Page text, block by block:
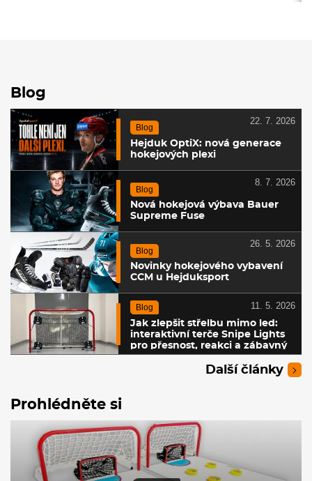
Blog
Blog
22. 7. 2026
Hejduk OptiX: nová generace
hokejových plexi
Blog
8. 7. 2026
Nová hokejová výbava Bauer
Supreme Fuse
Blog
26. 5. 2026
Novinky hokejového vybavení
CCM u Hejduksport
Blog 11. 5. 2026
Jak zlepšit střelbu mimo led:
interaktivní terče Snipe Lights
pro přesnost, reakci a zábavný
trénink
Další články
Prohlédněte si